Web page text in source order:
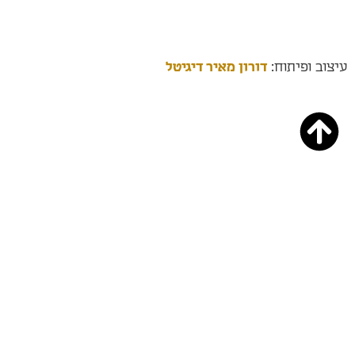
עיצוב ופיתוח:דורון מאיר דיגיטל